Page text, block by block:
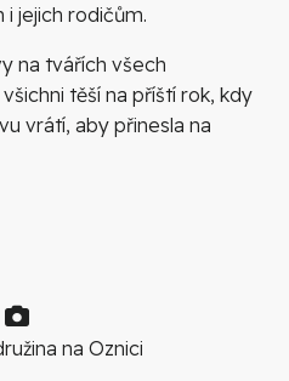
jejich rodičům.
na tvářích všech
těší na příští rok, kdy
vrátí, aby přinesla na
na Oznici